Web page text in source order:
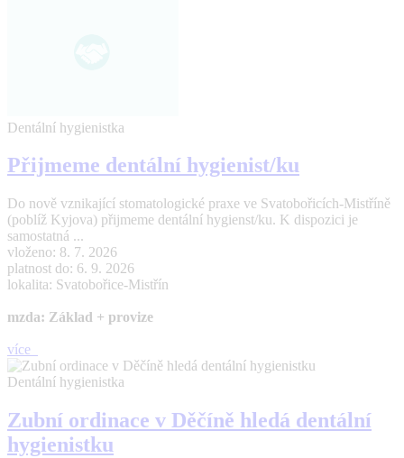
Dentální hygienistka
Přijmeme dentální hygienist/ku
Do nově vznikající stomatologické praxe ve Svatobořicích-Mistříně
(poblíž Kyjova) přijmeme dentální hygienst/ku. K dispozici je
samostatná ...
vloženo: 8. 7. 2026
platnost do: 6. 9. 2026
lokalita: Svatobořice-Mistřín
mzda: Základ + provize
více
Dentální hygienistka
Zubní ordinace v Děčíně hledá dentální
hygienistku